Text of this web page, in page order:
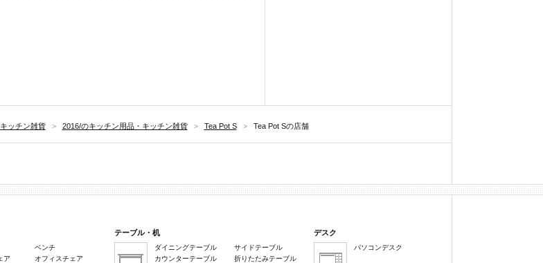
ッチン雑貨 > 2016/のキッチン用品・キッチン雑貨 > Tea Pot S > Tea Pot Sの店舗
ア
ベンチ
オフィスチェア
テーブル・机
ダイニングテーブル
カウンターテーブル
サイドテーブル
折りたたみテーブル
デスク
パソコンデスク